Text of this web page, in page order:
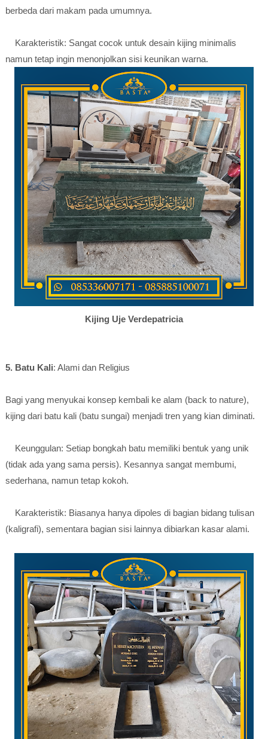
berbeda dari makam pada umumnya.
Karakteristik: Sangat cocok untuk desain kijing minimalis
namun tetap ingin menonjolkan sisi keunikan warna.
Kijing Uje Verdepatricia
5. Batu Kali: Alami dan Religius
Bagi yang menyukai konsep kembali ke alam (back to nature),
kijing dari batu kali (batu sungai) menjadi tren yang kian diminati.
Keunggulan: Setiap bongkah batu memiliki bentuk yang unik
(tidak ada yang sama persis). Kesannya sangat membumi,
sederhana, namun tetap kokoh.
Karakteristik: Biasanya hanya dipoles di bagian bidang tulisan
(kaligrafi), sementara bagian sisi lainnya dibiarkan kasar alami.